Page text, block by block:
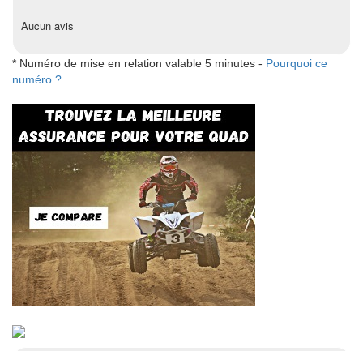
Aucun avis
* Numéro de mise en relation valable 5 minutes - Pourquoi ce
numéro ?